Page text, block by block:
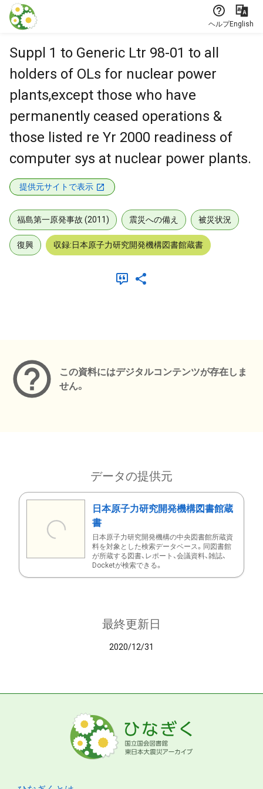
本文に飛ぶ
ヘルプEnglish
Suppl 1 to Generic Ltr 98-01 to all
holders of OLs for nuclear power
plants,except those who have
permanently ceased operations &
those listed re Yr 2000 readiness of
computer sys at nuclear power plants.
提供元サイトで表示
福島第一原発事故 (2011) 震災への備え 被災状況
復興 収録:日本原子力研究開発機構図書館蔵書
この資料にはデジタルコンテンツが存在しま
せん。
データの提供元
日本原子力研究開発機構図書館蔵
書
日本原子力研究開発機構の中央図書館所蔵資
料を対象とした検索データベース。同図書館
が所蔵する図書、レポート、会議資料、雑誌、
Docketが検索できる。
最終更新日
2020/12/31